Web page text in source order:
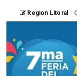
Region Litoral